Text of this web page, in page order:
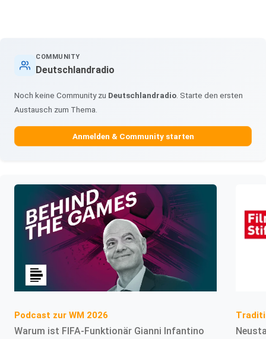
COMMUNITY
Deutschlandradio
Noch keine Community zu Deutschlandradio . Starte den ersten
Austausch zum Thema.
Anmelden & Community starten
Podcast zur WM 2026
Warum ist FIFA-Funktionär Gianni Infantino